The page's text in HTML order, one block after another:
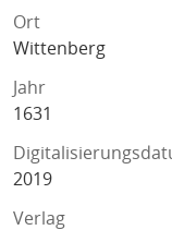
Ort
Wittenberg
Jahr
1631
2019
Verlag